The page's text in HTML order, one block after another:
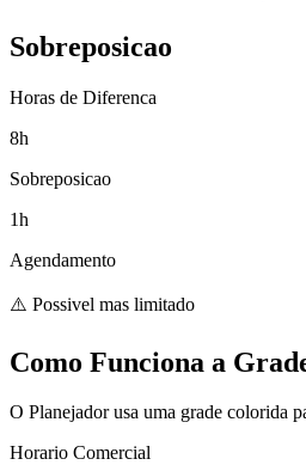
Sobreposicao
Horas de Diferenca
8h
Sobreposicao
1h
Agendamento
⚠️ Possivel mas limitado
Como Funciona a
O Planejador usa uma grade colorida
Horario Comercial